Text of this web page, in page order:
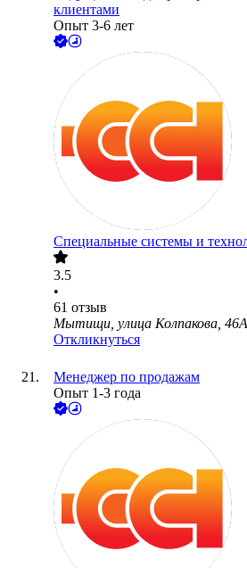
клиентами
Опыт 3-6 лет
Специальные системы и
3.5
•
61 отзыв
Мытищи, улица Колпакова, 46А
Откликнуться
Менеджер по продажам
Опыт 1-3 года